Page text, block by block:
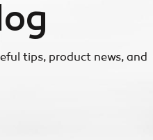
tips, product news, and